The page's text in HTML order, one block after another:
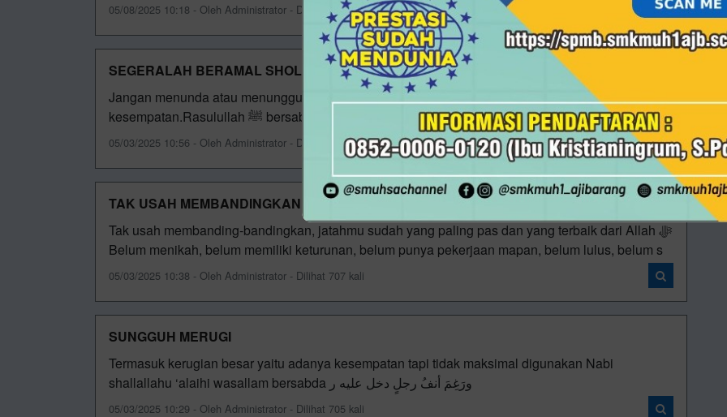
05/08/2025 10:18 - Oleh Administrator - Dilihat 583 kali
SEGERALAH BERAMAL SHOLIH, SEBELUM DATANG FITNAH!
Jangan menunda atau menunggu nanti untuk beramal sholih, karena belum tentu nanti masih ada
kesempatan.Rasulullah ﷺ bersabda, بَادِرُوا بِالأَعْمَالِ فِتَن
05/03/2025 10:56 - Oleh Administrator - Dilihat 1065 kali
TAK USAH MEMBANDINGKAN
Tak usah membanding-bandingkan, jatahmu sudah yang paling pas dan yang terbaik dari Allah ﷻ
Belum menikah, belum memiliki keturunan, belum punya pekerjaan mapan, belum lulus, belum s
05/03/2025 10:38 - Oleh Administrator - Dilihat 707 kali
SUNGGUH MERUGI
Termasuk kerugian besar yaitu adanya kesempatan tapi tidak maksimal digunakan Nabi
shallallahu ‘alaihi wasallam bersabda ‎ورَغِمَ أنفُ رجلٍ دخل عليه ر
05/03/2025 10:29 - Oleh Administrator - Dilihat 705 kali